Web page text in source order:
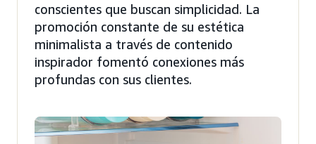
conscientes que buscan simplicidad. La
promoción constante de su estética
minimalista a través de contenido
inspirador fomentó conexiones más
profundas con sus clientes.